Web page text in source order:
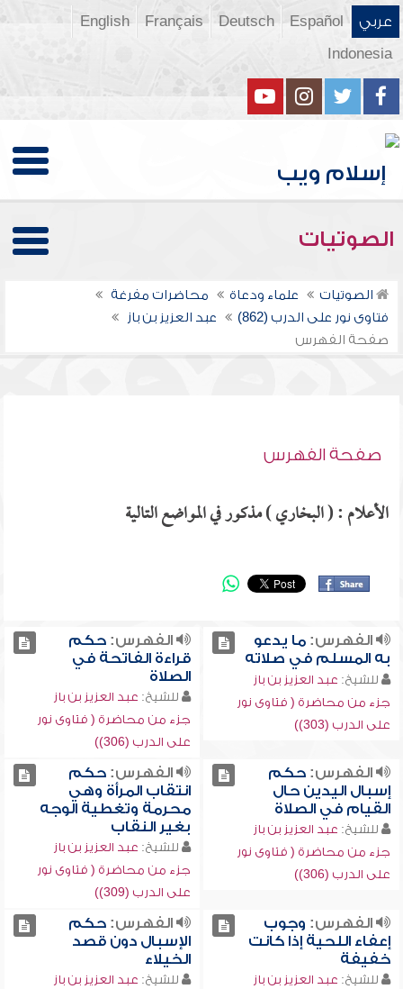
عربي Español
Deutsch
Français
English
Indonesia
الصوتيات
الصوتيات علماء ودعاة
محاضرات مفرغة
فتاوى نور على الدرب (862)
عبد العزيز بن باز
صفحة الفهرس
صفحة الفهرس
الأعلام : ( البخاري ) مذكور في المواضع التالية
الفهرس:ما يدعو
به المسلم في صلاته
للشيخ: عبد العزيز بن باز
جزء من محاضرة ( فتاوى نور
على الدرب (303))
الفهرس:حكم
قراءة الفاتحة في
الصلاة
للشيخ: عبد العزيز بن باز
جزء من محاضرة ( فتاوى نور
على الدرب (306))
الفهرس:حكم
إسبال اليدين حال
القيام في الصلاة
للشيخ: عبد العزيز بن باز
جزء من محاضرة ( فتاوى نور
على الدرب (306))
الفهرس:حكم
انتقاب المرأة وهي
محرمة وتغطية الوجه
بغير النقاب
للشيخ: عبد العزيز بن باز
جزء من محاضرة ( فتاوى نور
على الدرب (309))
الفهرس: وجوب
إعفاء اللحية إذا كانت
خفيفة
للشيخ: عبد العزيز بن باز
الفهرس:حكم
الإسبال دون قصد
الخيلاء
للشيخ: عبد العزيز بن باز